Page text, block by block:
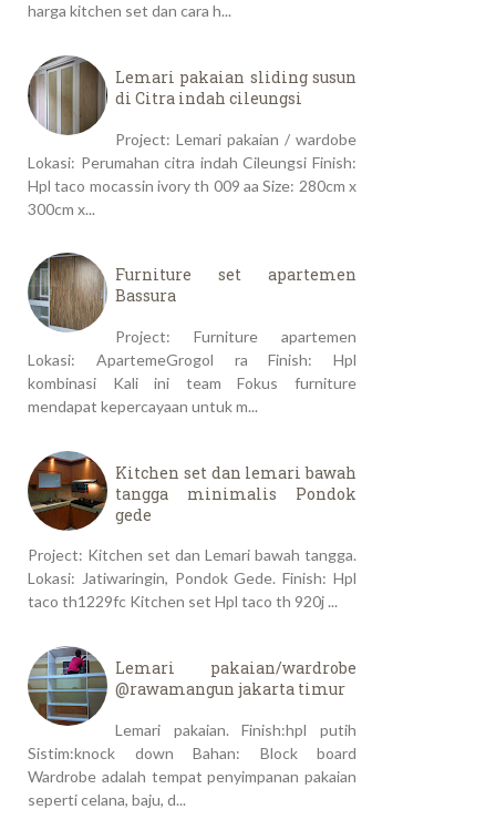
harga kitchen set dan cara h...
Lemari pakaian sliding susun
di Citra indah cileungsi
Project: Lemari pakaian / wardobe
Lokasi: Perumahan citra indah Cileungsi Finish:
Hpl taco mocassin ivory th 009 aa Size: 280cm x
300cm x...
Furniture set apartemen
Bassura
Project: Furniture apartemen
Lokasi: ApartemeGrogol ra Finish: Hpl
kombinasi Kali ini team Fokus furniture
mendapat kepercayaan untuk m...
Kitchen set dan lemari bawah
tangga minimalis Pondok
gede
Project: Kitchen set dan Lemari bawah tangga.
Lokasi: Jatiwaringin, Pondok Gede. Finish: Hpl
taco th1229fc Kitchen set Hpl taco th 920j ...
Lemari pakaian/wardrobe
@rawamangun jakarta timur
Lemari pakaian. Finish:hpl putih
Sistim:knock down Bahan: Block board
Wardrobe adalah tempat penyimpanan pakaian
seperti celana, baju, d...